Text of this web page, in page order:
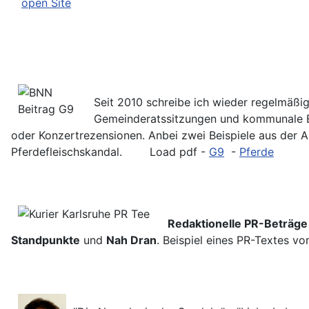
open Site
Seit 2010 schreibe ich wieder
Gemeinderatssitzungen und
oder Konzertrezensionen. Anbei zwei Beispiele aus der
Pferdefleischskandal. Load pdf - G9 - Pferde
Redaktionelle PR-Beträge
Standpunkte und Nah Dran. Beispiel eines PR-Textes